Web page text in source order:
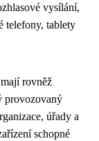
vysílání,
telefony, tablety
rovněž
provozovaný
úřady a
schopné